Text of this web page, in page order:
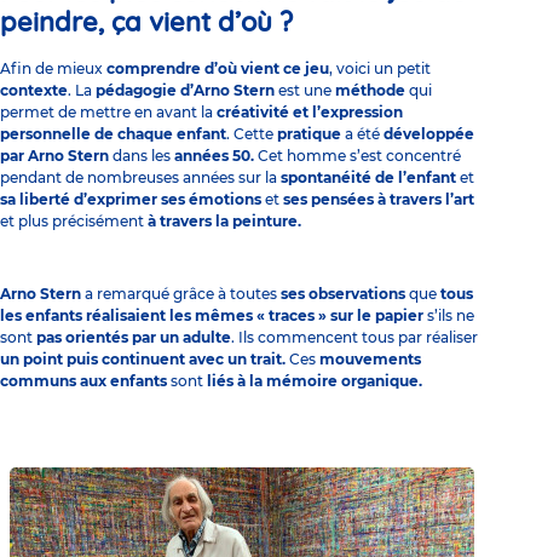
peindre, ça vient d’où ?
Afin de mieux comprendre d’où vient ce jeu, voici un petit
contexte. La pédagogie d’Arno Stern est une méthode qui
permet de mettre en avant la créativité et l’expression
personnelle de chaque enfant. Cette pratique a été développée
par Arno Stern dans les années 50. Cet homme s’est concentré
pendant de nombreuses années sur la spontanéité de l’enfant et
sa liberté d’exprimer ses émotions et ses pensées à travers l’art
et plus précisément à travers la peinture.
Arno Stern a remarqué grâce à toutes ses observations que tous
les enfants réalisaient les mêmes « traces » sur le papier s’ils ne
sont pas orientés par un adulte. Ils commencent tous par réaliser
un point puis continuent avec un trait. Ces mouvements
communs aux enfants sont liés à la mémoire organique.